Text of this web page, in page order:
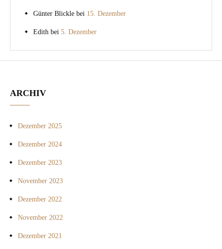
Günter Blickle bei 15. Dezember
Edith bei 5. Dezember
ARCHIV
Dezember 2025
Dezember 2024
Dezember 2023
November 2023
Dezember 2022
November 2022
Dezember 2021